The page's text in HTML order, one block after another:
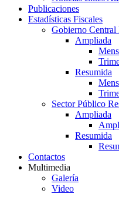
Publicaciones
Estadísticas Fiscales
Gobierno Central
Ampliada
Resumida
Sector Público
Ampliada
Resumida
Contactos
Multimedia
Galería
Video